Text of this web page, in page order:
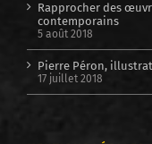
Rapprocher des
contemporains
5 août 2018
Pierre Péron,
17 juillet 2018